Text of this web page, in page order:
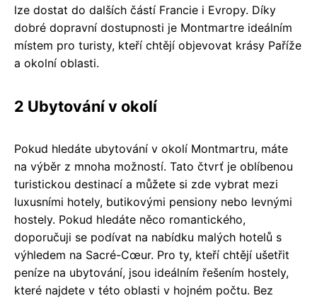
lze dostat do dalších částí Francie i Evropy. Díky
dobré dopravní dostupnosti je Montmartre ideálním
místem pro turisty, kteří chtějí objevovat krásy Paříže
a okolní oblasti.
2 Ubytování v okolí
Pokud hledáte ubytování v okolí Montmartru, máte
na výběr z mnoha možností. Tato čtvrť je oblíbenou
turistickou destinací a můžete si zde vybrat mezi
luxusními hotely, butikovými pensiony nebo levnými
hostely. Pokud hledáte něco romantického,
doporučuji se podívat na nabídku malých hotelů s
výhledem na Sacré-Cœur. Pro ty, kteří chtějí ušetřit
peníze na ubytování, jsou ideálním řešením hostely,
které najdete v této oblasti v hojném počtu. Bez